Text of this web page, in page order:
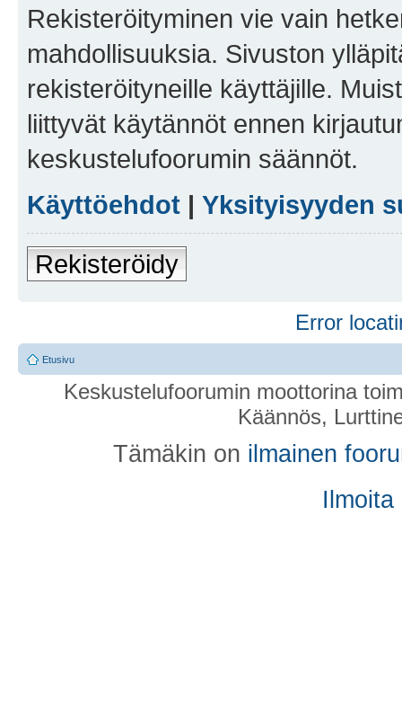
Rekisteröityminen vie vain
mahdollisuuksia. Sivuston
rekisteröityneille käyttäjille.
liittyvät käytännöt ennen
keskustelufoorumin säännöt.
Käyttöehdot | Yksityisyyden
Rekisteröidy
Error
Etusivu
Keskustelufoorumin moottorina
Käännös,
Tämäkin on ilmainen